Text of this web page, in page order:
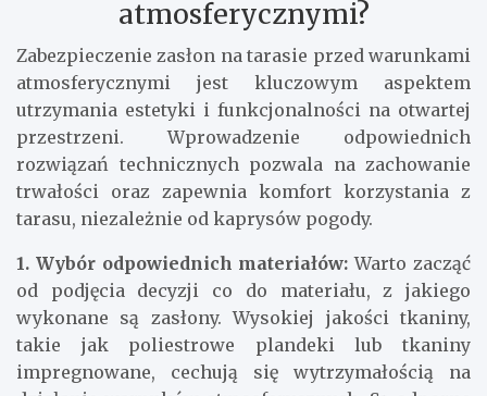
atmosferycznymi?
Zabezpieczenie zasłon na tarasie przed warunkami
atmosferycznymi jest kluczowym aspektem
utrzymania estetyki i funkcjonalności na otwartej
przestrzeni. Wprowadzenie odpowiednich
rozwiązań technicznych pozwala na zachowanie
trwałości oraz zapewnia komfort korzystania z
tarasu, niezależnie od kaprysów pogody.
1. Wybór odpowiednich materiałów: Warto zacząć
od podjęcia decyzji co do materiału, z jakiego
wykonane są zasłony. Wysokiej jakości tkaniny,
takie jak poliestrowe plandeki lub tkaniny
impregnowane, cechują się wytrzymałością na